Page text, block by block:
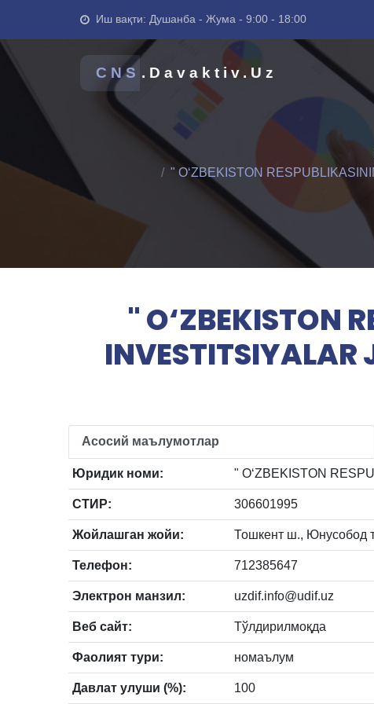
Иш вақти: Душанба - Жума - 9:00 - 18:00
CNS .Davaktiv.Uz
" O‘ZBEKISTON
" O‘ZBEKISTON
Асосий маълумотлар
Юридик номи: " O‘ZBEKISTON
СТИР: 306601995
Жойлашган жойи: Тошкент ш., Юнусобод
Телефон: 712385647
Электрон манзил: uzdif.info@udif.uz
Веб сайт: Тўлдирилмоқда
Фаолият тури: номаълум
Давлат улуши (%): 100